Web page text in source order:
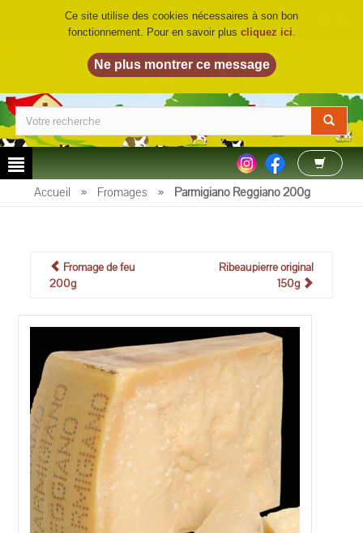
LA FERME DU BIO©
Accueil » Fromages » Parmigiano Reggiano 200g
Fromage de feu
200g
Ribeaupierre original
150g
Ce site utilise des cookies nécessaires à son bon
fonctionnement. Pour en savoir plus cliquez ici.